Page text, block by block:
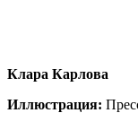
Клара Карлова
Иллюстрация: